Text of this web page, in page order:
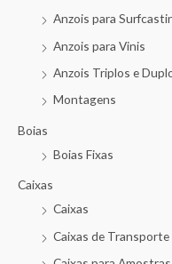
Anzois para
Anzois para Vinis
Anzois Triplos e
Montagens
Boias
Boias Fixas
Caixas
Caixas
Caixas de Transporte